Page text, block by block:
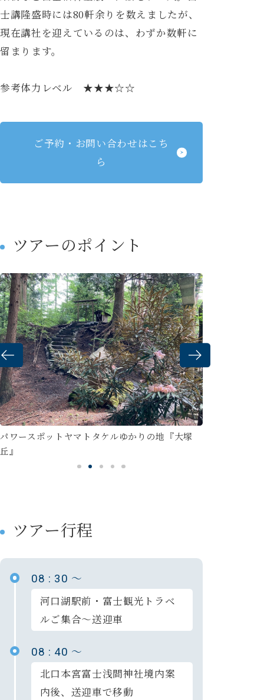
士講隆盛時には80軒余りを数えましたが、
現在講社を迎えているのは、わずか数軒に
留まります。
参考体力レベル ★★★☆☆
ご予約・お問い合わせはこち
ら
ツアーのポイント
パワースポットヤマトタケルゆかりの地『大塚
丘』
世界遺産吉田口登山道
ツアー行程
08 : 30 ～
河口湖駅前・富士観光トラベ
ルご集合～送迎車
08 : 40 ～
北口本宮富士浅間神社境内案
内後、送迎車で移動